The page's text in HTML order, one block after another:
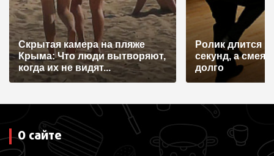
п
и
с
я
Скрытая камера на пляже
Крыма: Что люди вытворяют,
когда их не видят...
Ролик длится
секунд, а
долго
О сайте